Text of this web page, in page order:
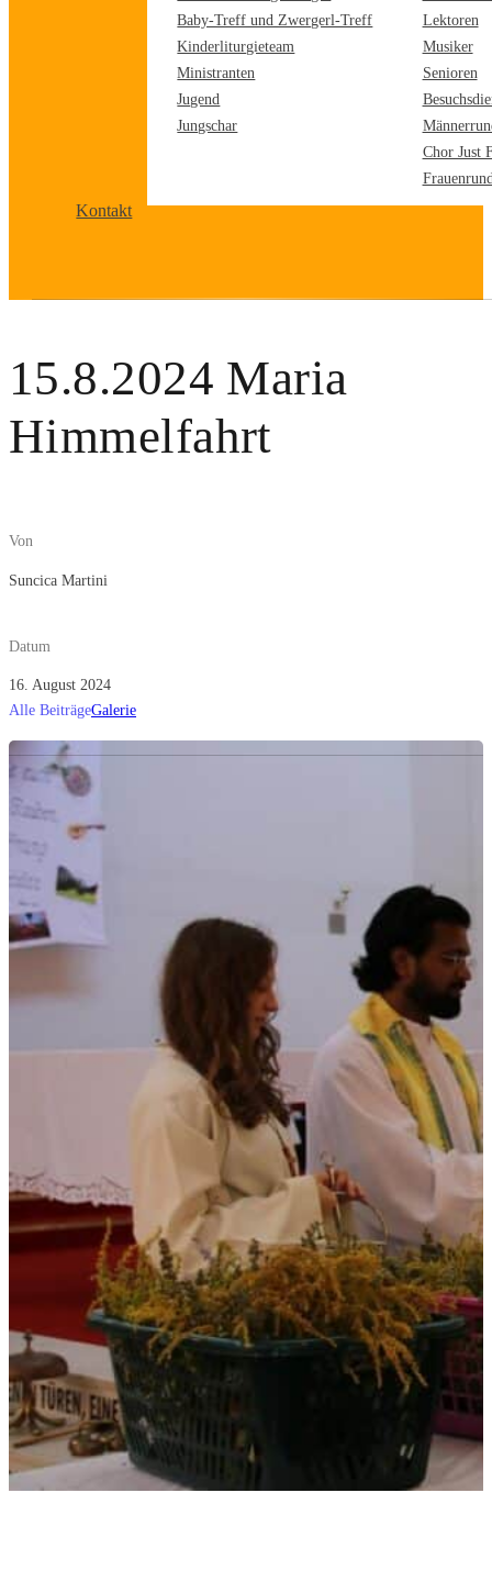
Baby-Treff und Zwergerl-Treff
Kinderliturgieteam
Ministranten
Jugend
Jungschar
Lektoren
Musiker
Senioren
Chor Just
Kontakt
15.8.2024 Maria
Himmelfahrt
Von
Suncica Martini
Datum
16. August 2024
Alle BeiträgeGalerie